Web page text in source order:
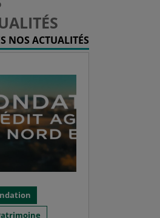
NOS ACTUALITÉS